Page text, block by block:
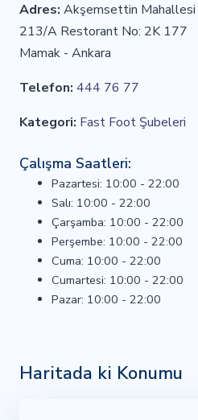
Adres: Akşemsettin Mahallesi
213/A Restorant No: 2K 177
Mamak - Ankara
Telefon: 444 76 77
Kategori: Fast Foot Şubeleri
Çalışma Saatleri:
Pazartesi: 10:00 - 22:00
Salı: 10:00 - 22:00
Çarşamba: 10:00 - 22:00
Perşembe: 10:00 - 22:00
Cuma: 10:00 - 22:00
Cumartesi: 10:00 - 22:00
Pazar: 10:00 - 22:00
Haritada ki Konumu